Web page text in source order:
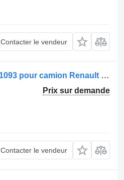
Contacter le vendeur
Commutateur de colonne de direction Comutator Retarder 21071093 pour camion Renault 7421071093 8593RG-1000
Prix sur demande
Contacter le vendeur